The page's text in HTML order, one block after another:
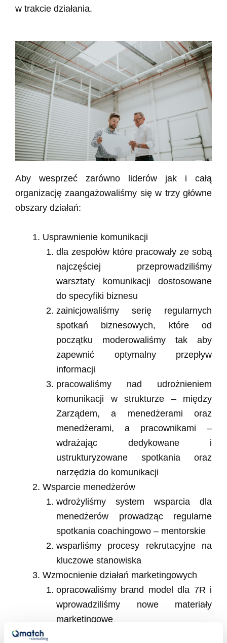
w trakcie działania.
Aby wesprzeć zarówno liderów jak i całą
organizację zaangażowaliśmy się w trzy główne
obszary działań:
Usprawnienie komunikacji
dla zespołów które pracowały ze sobą
najczęściej przeprowadziliśmy
warsztaty komunikacji dostosowane
do specyfiki biznesu
zainicjowaliśmy serię regularnych
spotkań biznesowych, które od
początku moderowaliśmy tak aby
zapewnić optymalny przepływ
informacji
pracowaliśmy nad udrożnieniem
komunikacji w strukturze – między
Zarządem, a menedżerami oraz
menedżerami, a pracownikami –
wdrażając dedykowane i
ustrukturyzowane spotkania oraz
narzędzia do komunikacji
Wsparcie menedżerów
wdrożyliśmy system wsparcia dla
menedżerów prowadząc regularne
spotkania coachingowo – mentorskie
wsparliśmy procesy rekrutacyjne na
kluczowe stanowiska
Wzmocnienie działań marketingowych
opracowaliśmy brand model dla 7R i
wprowadziliśmy nowe materiały
marketingowe
Modyfikacja struktur i procesów oraz